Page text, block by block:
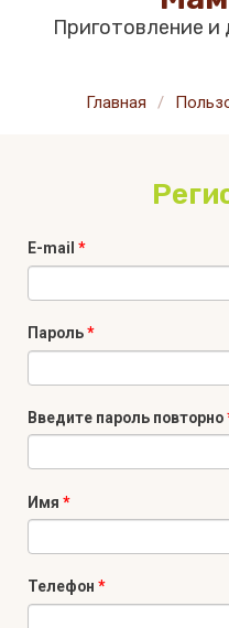
Приготовление и
Главная /
E-mail*
Пароль*
Введите пароль повторно
Имя*
Телефон*